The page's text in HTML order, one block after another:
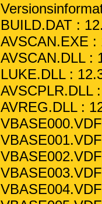
BUILD.DAT :
AVSCAN.EXE :
AVSCAN.DLL :
LUKE.DLL :
AVSCPLR.DLL
AVREG.DLL :